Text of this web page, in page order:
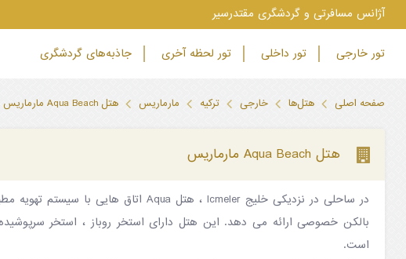
‫آژانس مسافرتی و گردشگری مقتدرسیر
تور خارجی تور داخلی تور لحظه آخری جاذبه‌های گردشگری
صفحه اصلی هتل‌ها خارجی ترکیه مارماریس هتل Aqua Beach مارماریس
هتل Aqua Beach مارماریس
بالکن خصوصی ارائه می دهد. این هتل دارای استخر روباز ، استخر
است.